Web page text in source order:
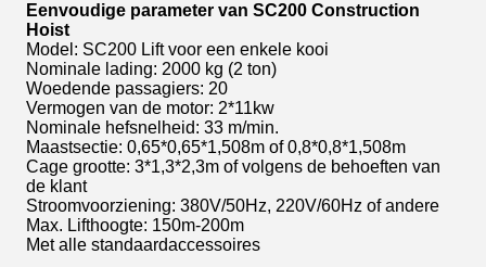
Eenvoudige parameter van SC200 Construction
Hoist
Model: SC200 Lift voor een enkele kooi
Nominale lading: 2000 kg (2 ton)
Woedende passagiers: 20
Vermogen van de motor: 2*11kw
Nominale hefsnelheid: 33 m/min.
Maastsectie: 0,65*0,65*1,508m of 0,8*0,8*1,508m
Cage grootte: 3*1,3*2,3m of volgens de behoeften van
de klant
Stroomvoorziening: 380V/50Hz, 220V/60Hz of andere
Max. Lifthoogte: 150m-200m
Met alle standaardaccessoires